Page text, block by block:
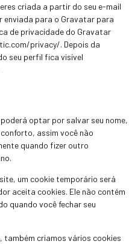
criada a partir do seu e-mail
enviada para o Gravatar para
de privacidade do Gravatar
privacy/. Depois da
seu perfil fica visível
optar por salvar seu nome,
assim você não
quando fizer outro
um cookie temporário será
aceita cookies. Ele não contém
quando você fechar seu
também criamos vários cookies